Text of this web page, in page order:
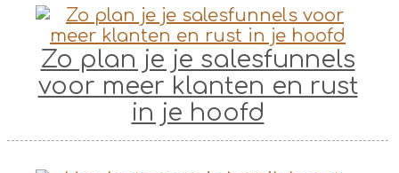
Zo plan je je salesfunnels
voor meer klanten en rust
in je hoofd